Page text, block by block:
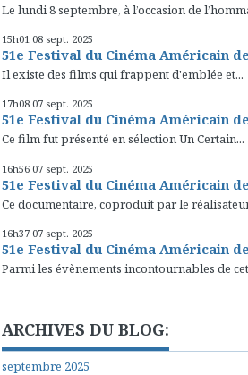
Le lundi 8 septembre, à l’occasion de
15h01 08 sept. 2025
51e Festival du Cinéma Américain
Il existe des films qui frappent d'emblée et...
17h08 07 sept. 2025
51e Festival du Cinéma Américain
Ce film fut présenté en sélection Un Certain...
16h56 07 sept. 2025
51e Festival du Cinéma Américain
Ce documentaire, coproduit par le
16h37 07 sept. 2025
51e Festival du Cinéma Américain
Parmi les évènements incontournables de
ARCHIVES DU BLOG:
septembre 2025